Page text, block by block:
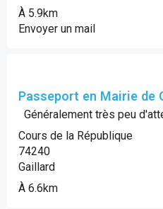
À 5.9km
Envoyer un mail
Passeport en Mairie de
Généralement très peu
Cours de la République
74240
Gaillard
À 6.6km